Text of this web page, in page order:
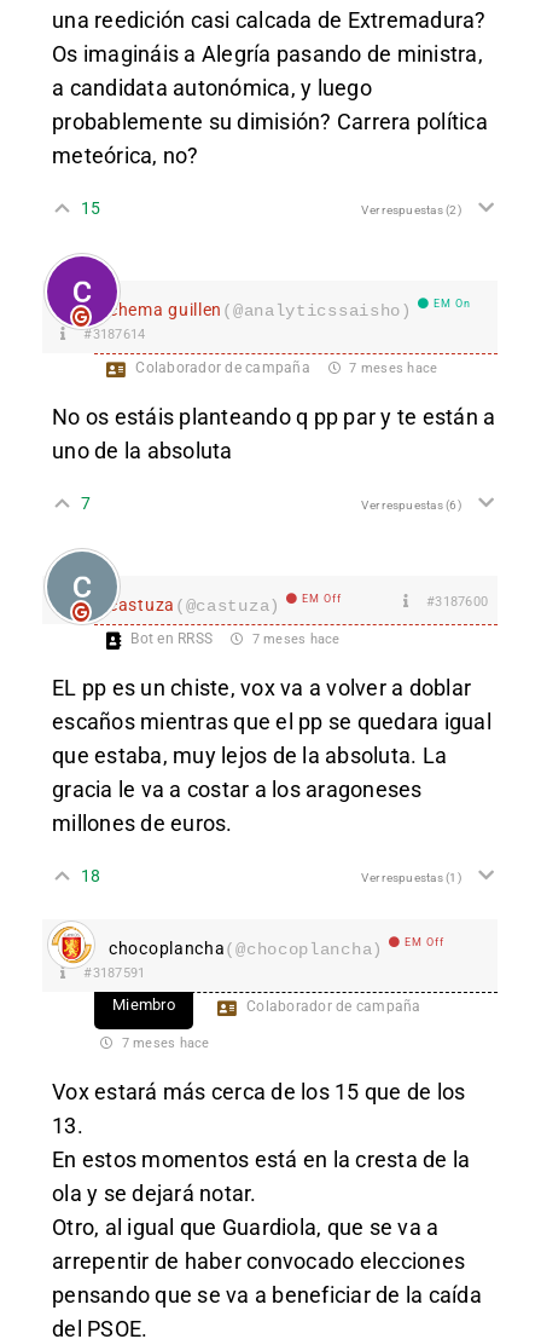
una reedición casi calcada de Extremadura?
Os imagináis a Alegría pasando de ministra,
a candidata autonómica, y luego
probablemente su dimisión? Carrera política
meteórica, no?
15 Ver respuestas(2)
chema guillen (@analyticssaisho) EM On
#3187614
Colaborador de campaña 7 meses hace
No os estáis planteando q pp par y te están a
uno de la absoluta
7 Ver respuestas(6)
castuza (@castuza) EM Off #3187600
Bot en RRSS 7 meses hace
EL pp es un chiste, vox va a volver a doblar
escaños mientras que el pp se quedara igual
que estaba, muy lejos de la absoluta. La
gracia le va a costar a los aragoneses
millones de euros.
18 Ver respuestas(1)
chocoplancha(@chocoplancha) EM Off
#3187591
Miembro Colaborador de campaña
7 meses hace
Vox estará más cerca de los 15 que de los
13.
En estos momentos está en la cresta de la
ola y se dejará notar.
Otro, al igual que Guardiola, que se va a
arrepentir de haber convocado elecciones
pensando que se va a beneficiar de la caída
del PSOE.